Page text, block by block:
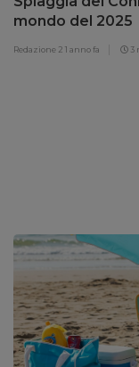
mondo del 2025
Redazione 2 1 anno fa 3